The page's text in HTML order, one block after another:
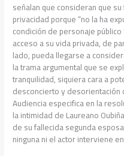
señalan que consideran que
privacidad porque “no la ha
condición de personaje
acceso a su vida privada, de
lado, pueda llegarse a
la trama argumental que se
tranquilidad, siquiera cara a
desconcierto y desorientación
Audiencia especifica en la
la intimidad de Laureano
de su fallecida segunda
ninguna ni el actor interviene